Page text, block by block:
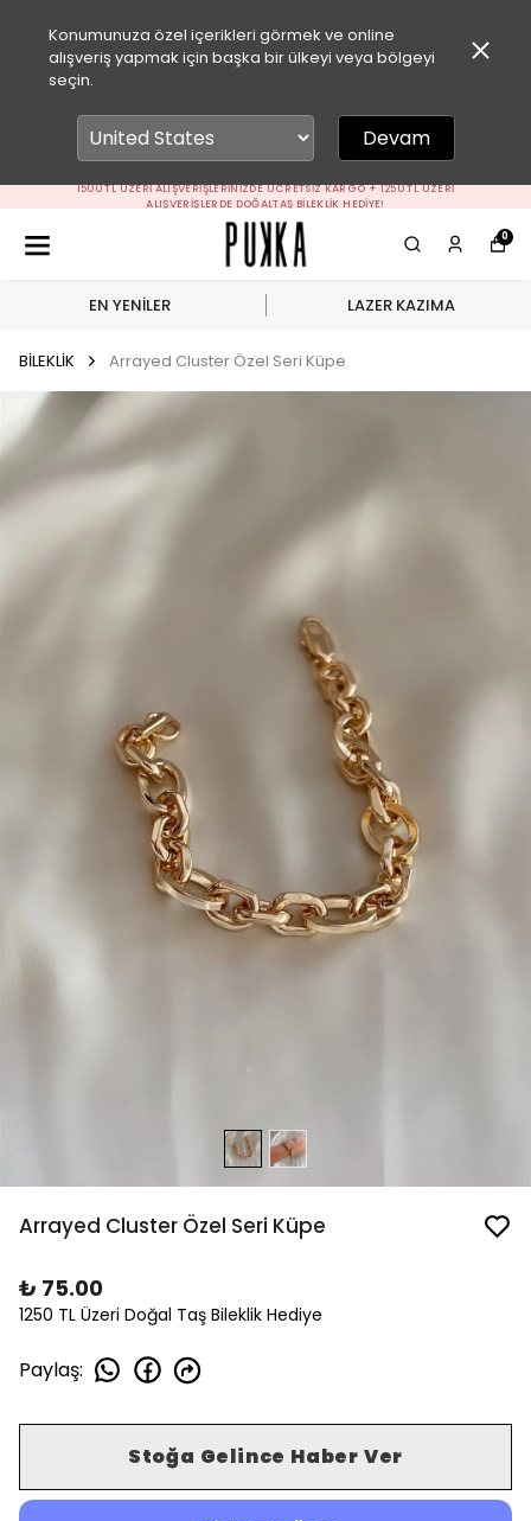
Konumunuza özel içerikleri görmek ve online
alışveriş yapmak için başka bir ülkeyi veya bölgeyi
seçin.
Devam
1500 TL ÜZERI ALIŞVERIŞLERINIZDE ÜCRETSIZ KARGO + 1250 TL ÜZERI
ALIŞVERIŞLERDE DOĞALTAŞ BILEKLIK HEDIYE!
0
EN YENİLER LAZER KAZIMA
BİLEKLİK Arrayed Cluster Özel Seri Küpe
Arrayed Cluster Özel Seri Küpe
₺ 75.00
1250 TL Üzeri Doğal Taş Bileklik Hediye
Paylaş:
Stoğa Gelince Haber Ver